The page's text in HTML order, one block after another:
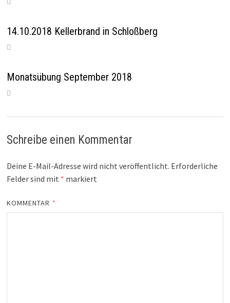
14.10.2018 Kellerbrand in Schloßberg
Monatsübung September 2018
Schreibe einen Kommentar
Deine E-Mail-Adresse wird nicht veröffentlicht. Erforderliche
Felder sind mit * markiert
KOMMENTAR *